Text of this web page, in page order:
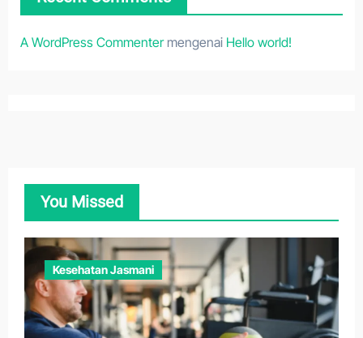
A WordPress Commentermengenai Hello world!
You Missed
Kesehatan Jasmani